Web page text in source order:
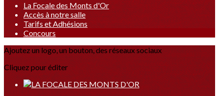
La Focale des Monts d'Or
Accès à notre salle
Tarifs et Adhésions
Concours
Ajoutez un logo, un bouton, des réseaux sociaux
Cliquez pour éditer